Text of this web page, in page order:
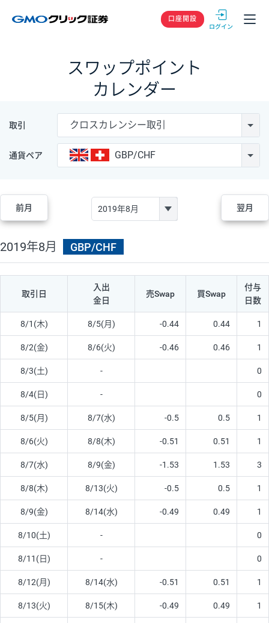
GMOクリック
口座開設
スワップポイント
カレンダー
取引 クロスカレンシー取引
通貨ペア GBP/CHF
前月 翌月
2019年8月 GBP/CHF
取引日
入出
金日
売Swap 買Swap
付与
日数
8/1(木) 8/5(月) -0.44 0.44 1
8/2(金) 8/6(火) -0.46 0.46 1
8/3(土) - 0
8/4(日) - 0
8/5(月) 8/7(水) -0.5 0.5 1
8/6(火) 8/8(木) -0.51 0.51 1
8/7(水) 8/9(金) -1.53 1.53 3
8/8(木) 8/13(火) -0.5 0.5 1
8/9(金) 8/14(水) -0.49 0.49 1
8/10(土) - 0
8/11(日) - 0
8/12(月) 8/14(水) -0.51 0.51 1
8/13(火) 8/15(木) -0.49 0.49 1